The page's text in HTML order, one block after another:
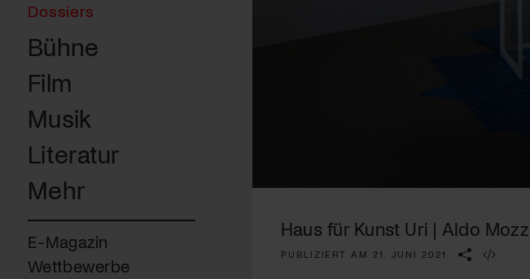
Dossiers
Bühne
Film
Musik
Literatur
Mehr
E-Magazin
Wettbewerbe
Haus für Kunst Uri | Aldo
PUBLIZIERT AM 21. JUNI 2021
Engagiere dich als
Kulturinstitution und